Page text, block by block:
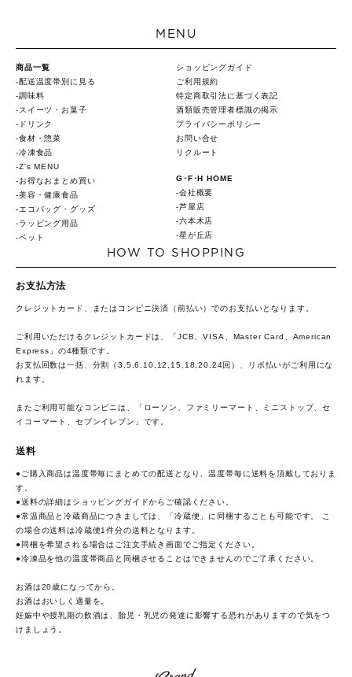
MENU
商品一覧
配送温度帯別に見る
調味料
スイーツ・お菓子
ドリンク
食材・惣菜
冷凍食品
Z's MENU
お得なおまとめ買い
美容・健康食品
エコバッグ・グッズ
ラッピング用品
ペット
ショッピングガイド
ご利用規約
特定商取引法に基づく表記
酒類販売管理者標識の掲示
プライバシーポリシー
お問い合せ
リクルート
G･F･H HOME
会社概要
芦屋店
六本木店
星が丘店
HOW TO SHOPPING
お支払方法
クレジットカード、またはコンビニ決済（前払い）でのお支払いとなります。
ご利用いただけるクレジットカードは、「JCB、VISA、Master Card、American
Express」の4種類です。
お支払回数は一括、分割（3,5,6,10,12,15,18,20,24回）、リボ払いがご利用にな
れます。
またご利用可能なコンビニは、「ローソン、ファミリーマート、ミニストップ、セ
イコーマート、セブンイレブン」です。
送料
●ご購入商品は温度帯毎にまとめての配送となり、温度帯毎に送料を頂戴しておりま
す。
●送料の詳細は ショッピングガイドからご確認ください。
●常温商品と冷蔵商品につきましては、「冷蔵便」に同梱することも可能です。 こ
の場合の送料は冷蔵便1件分の送料となります。
●同梱を希望される場合はご注文手続き画面でご指定ください。
●冷凍品を他の温度帯商品と同梱させることはできませんのでご了承ください。
お酒は20歳になってから。
お酒はおいしく適量を。
妊娠中や授乳期の飲酒は、胎児・乳児の発達に影響する恐れがありますので気をつ
けましょう。